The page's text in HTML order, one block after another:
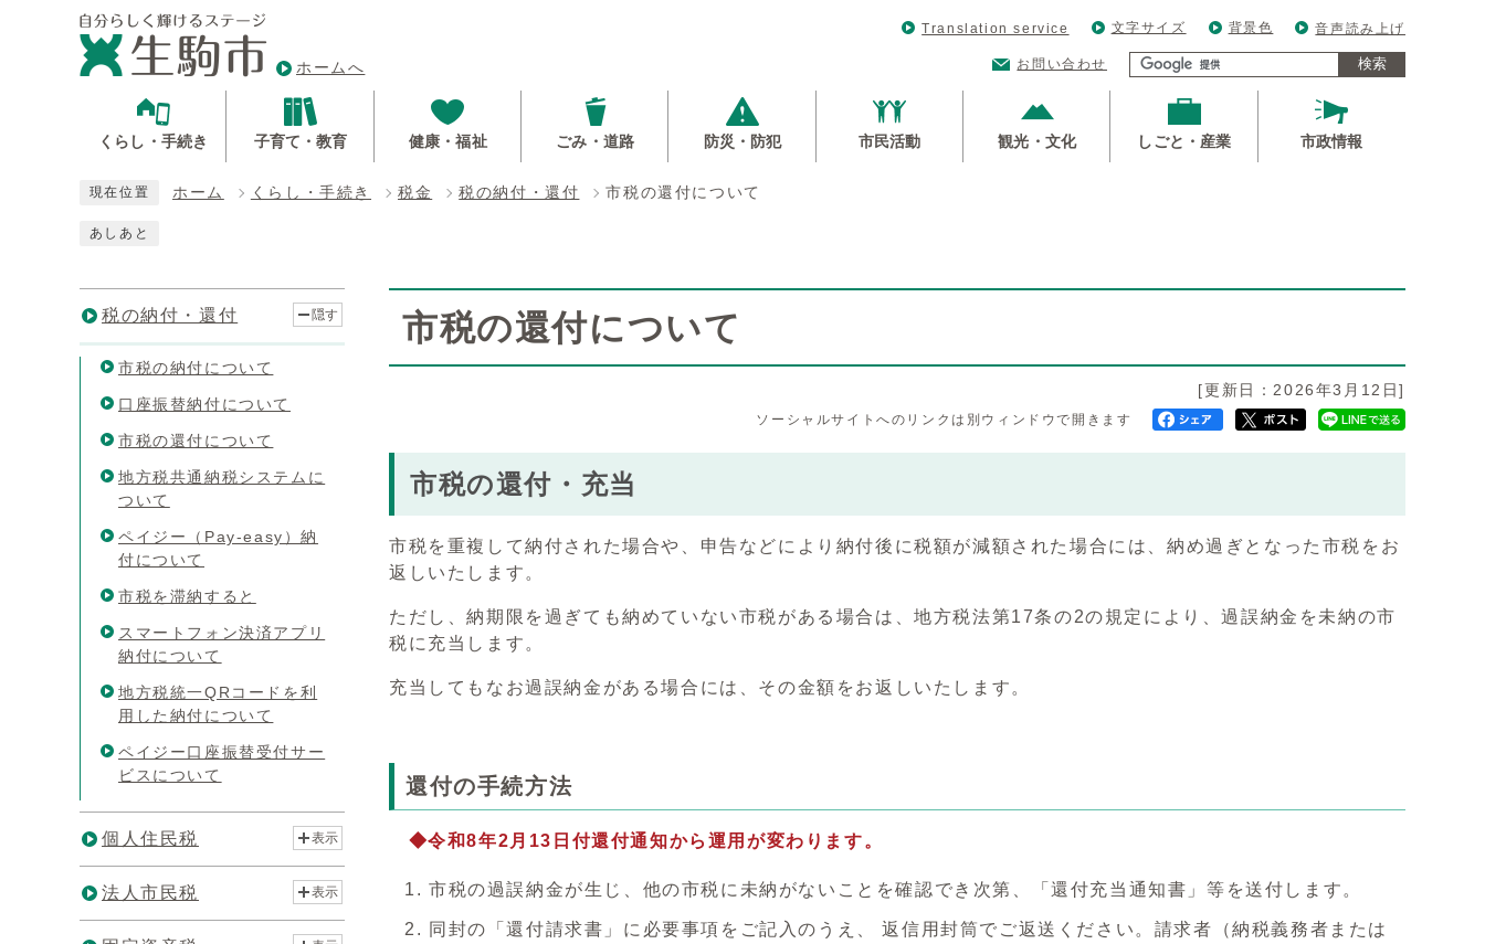
ホームへ
Translation service 文字サイズ 背景色 音声読み上げ
お問い合わせ 検索
くらし・手続き 子育て・教育 健康・福祉 ごみ・道路 防災・防犯 市民活動 観光・文化 しごと・産業 市政情報
現在位置 ホーム くらし・手続き 税金 税の納付・還付 市税の還付について
あしあと
市税の還付について
[更新日：2026年3月12日]
ソーシャルサイトへのリンクは別ウィンドウで開きます
市税の還付・充当
市税を重複して納付された場合や、申告などにより納付後に税額が減額された場合には、納め過ぎとなった市税をお
返しいたします。
ただし、納期限を過ぎても納めていない市税がある場合は、地方税法第17条の2の規定により、過誤納金を未納の市
税に充当します。
充当してもなお過誤納金がある場合には、その金額をお返しいたします。
還付の手続方法
◆令和8年2月13日付還付通知から運用が変わります。
市税の過誤納金が生じ、他の市税に未納がないことを確認でき次第、「還付充当通知書」等を送付します。
同封の「還付請求書」に必要事項をご記入のうえ、 返信用封筒でご返送ください。請求者（納税義務者または
税の納付・還付 隠す
市税の納付について
口座振替納付について
市税の還付について
地方税共通納税システムに
ついて
ペイジー（Pay-easy）納
付について
市税を滞納すると
スマートフォン決済アプリ
納付について
地方税統一QRコードを利
用した納付について
ペイジー口座振替受付サー
ビスについて
個人住民税 表示
法人市民税 表示